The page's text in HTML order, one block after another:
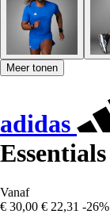
Meer tonen
adidas
Essentials
Vanaf
€ 30,00 € 22,31 -26%